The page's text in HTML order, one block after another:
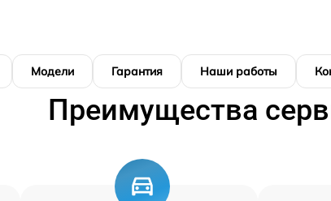
Модели Гарантия Наши работы
Преимущества